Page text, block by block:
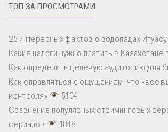
ТОП ЗА ПРОСМОТРАМИ
25 интересных фактов о водопадах Игуасу
Какие налоги нужно платить в Казахстане
Как определить целевую аудиторию для
Как справляться с ощущением, что «всё
контроля»
5104
Сравнение популярных стриминговых
сериалов
4848